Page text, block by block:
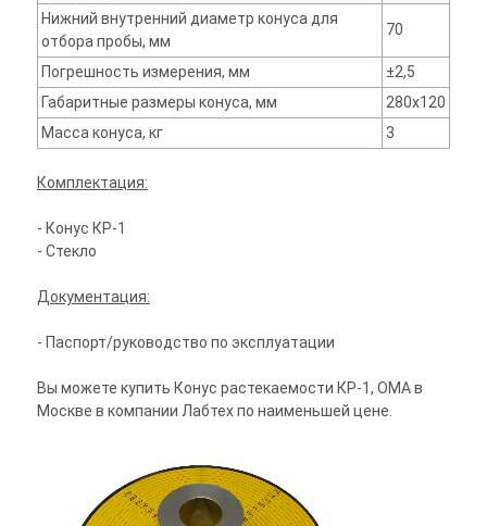
Нижний внутренний диаметр конуса для
отбора пробы, мм
70
Погрешность измерения, мм
±2,5
Габаритные размеры конуса, мм
280х120
Масса конуса, кг
3
Комплектация:
- Конус КР-1
- Стекло
Документация:
- Паспорт/руководство по эксплуатации
Вы можете купить Конус растекаемости КР-1, ОМА в
Москве в компании Лабтех по наименьшей цене.